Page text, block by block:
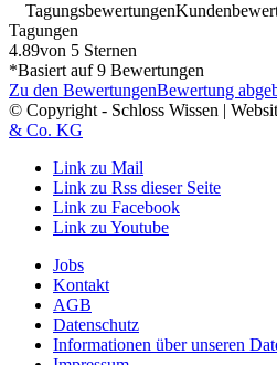
Tagungsbewertungen
Tagungen
4.89von 5 Sternen
*Basiert auf9 Bewertungen
Zu den BewertungenBewertung
© Copyright - Schloss Wissen |
& Co. KG
Link zu Mail
Link zu Rss dieser Seite
Link zu Facebook
Link zu Youtube
Jobs
Kontakt
AGB
Datenschutz
Informationen über unseren